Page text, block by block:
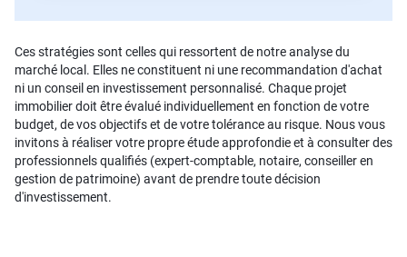
Ces stratégies sont celles qui ressortent de notre analyse du
marché local. Elles ne constituent ni une recommandation d'achat
ni un conseil en investissement personnalisé. Chaque projet
immobilier doit être évalué individuellement en fonction de votre
budget, de vos objectifs et de votre tolérance au risque. Nous vous
invitons à réaliser votre propre étude approfondie et à consulter des
professionnels qualifiés (expert-comptable, notaire, conseiller en
gestion de patrimoine) avant de prendre toute décision
d'investissement.